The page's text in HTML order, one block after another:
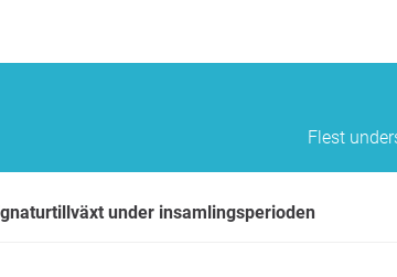
Flest
under insamlingsperioden